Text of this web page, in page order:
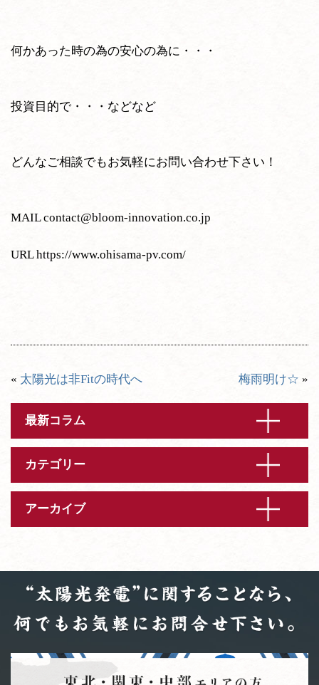
何かあった時の為の安心の為に・・・
投資目的で・・・などなど
どんなご相談でもお気軽にお問い合わせ下さい！
MAILcontact@bloom-innovation.co.jp
URLhttps://www.ohisama-pv.com/
« 太陽光は非Fitの時代へ 梅雨明け☆ »
最新コラム
カテゴリー
アーカイブ